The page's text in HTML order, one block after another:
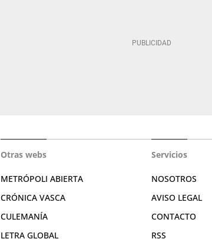
Otras webs
METRÓPOLI ABIERTA
CRÓNICA VASCA
CULEMANÍA
LETRA GLOBAL
Servicios
NOSOTROS
AVISO LEGAL
CONTACTO
RSS